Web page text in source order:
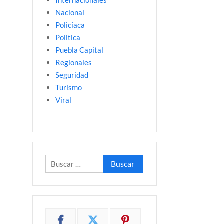
Nacional
Policíaca
Politica
Puebla Capital
Regionales
Seguridad
Turismo
Viral
Buscar: